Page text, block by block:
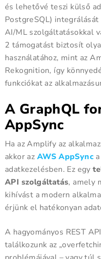
és lehetővé teszi külső
PostgreSQL)
AI/ML szolgáltatásokkal
2 támogatást biztosít
használatához, mint az
Rekognition, így
funkciókat az
A GraphQL
AppSync
Ha az Amplify az
akkor az AWS AppSync
adatkezelésben. Ez egy
API szolgáltatás, amely
kihívást a modern
érjünk el hatékonyan
A hagyományos REST
találkozunk az